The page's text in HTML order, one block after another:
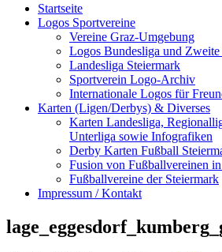
Startseite
Logos Sportvereine
Vereine Graz-Umgebung
Logos Bundesliga und
Landesliga Steiermark
Sportverein Logo-Archiv
Internationale Logos für
Karten (Ligen/Derbys) & Diverses
Karten Landesliga,
Unterliga sowie Infografiken
Derby Karten Fußball
Fusion von Fußballvereinen
Fußballvereine der Steiermark
Impressum / Kontakt